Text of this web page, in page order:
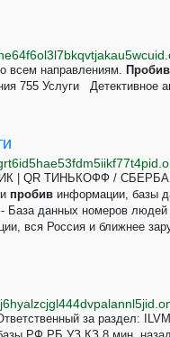
всем направлениям. Пробив
755 Услуги Детективное
| QR ТИНЬКОФФ /
пробив информации, базы
данных номеров
вся Россия и ближнее
за раздел: